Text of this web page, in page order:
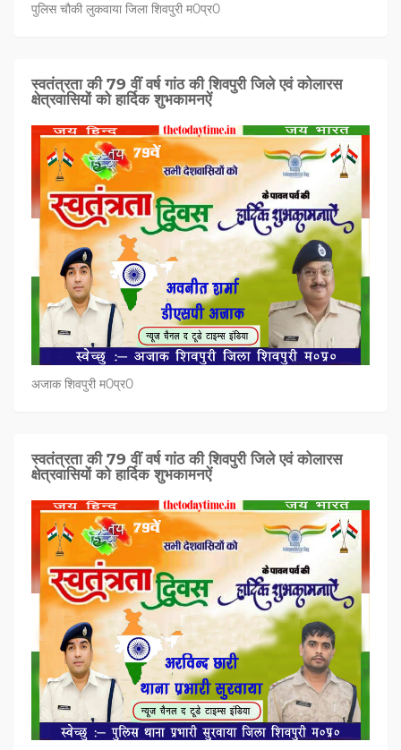
पुलिस चौकी लुकवाया जिला शिवपुरी म0प्र0
स्वतंत्रता की 79 वीं वर्ष गांठ की शिवपुरी जिले एवं कोलारस
क्षेत्रवासियों को हार्दिक शुभकामनऐं
अजाक शिवपुरी म0प्र0
स्वतंत्रता की 79 वीं वर्ष गांठ की शिवपुरी जिले एवं कोलारस
क्षेत्रवासियों को हार्दिक शुभकामनऐं